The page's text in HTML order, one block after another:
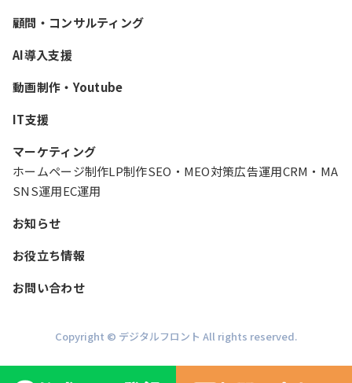
顧問・コンサルティング
AI導入支援
動画制作・Youtube
IT支援
マーケティング
ホームページ制作LP制作SEO・MEO対策広告運用CRM・MA
SNS運用EC運用
お知らせ
お役立ち情報
お問い合わせ
Copyright © デジタルフロント All rights reserved.